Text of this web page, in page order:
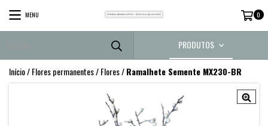
MENU 0
PRODUTOS
Início/Flores permanentes/Flores/Ramalhete Semente MX230-BR